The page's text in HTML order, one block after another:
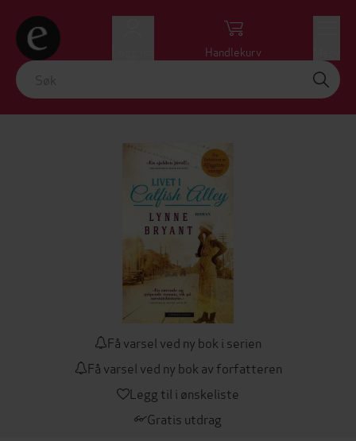
Handlekurv
Få varsel ved ny bok i serien
Få varsel ved ny bok av forfatteren
Legg til i ønskeliste
Gratis utdrag